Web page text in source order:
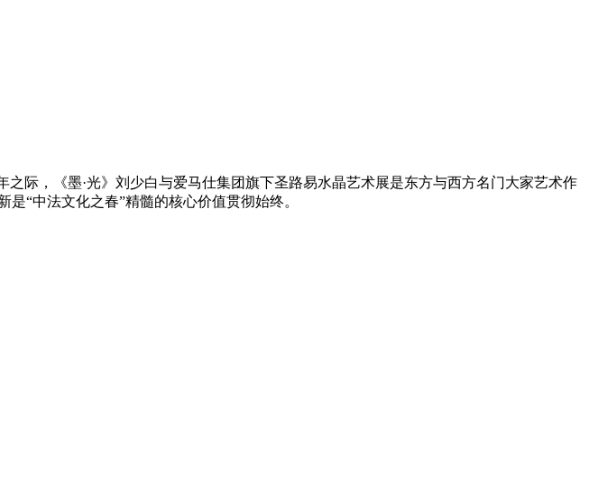
际，《墨·光》刘少白与爱马仕集团旗下圣路易水晶艺术展是东方与西方名门大家艺术作
“中法文化之春”精髓的核心价值贯彻始终。